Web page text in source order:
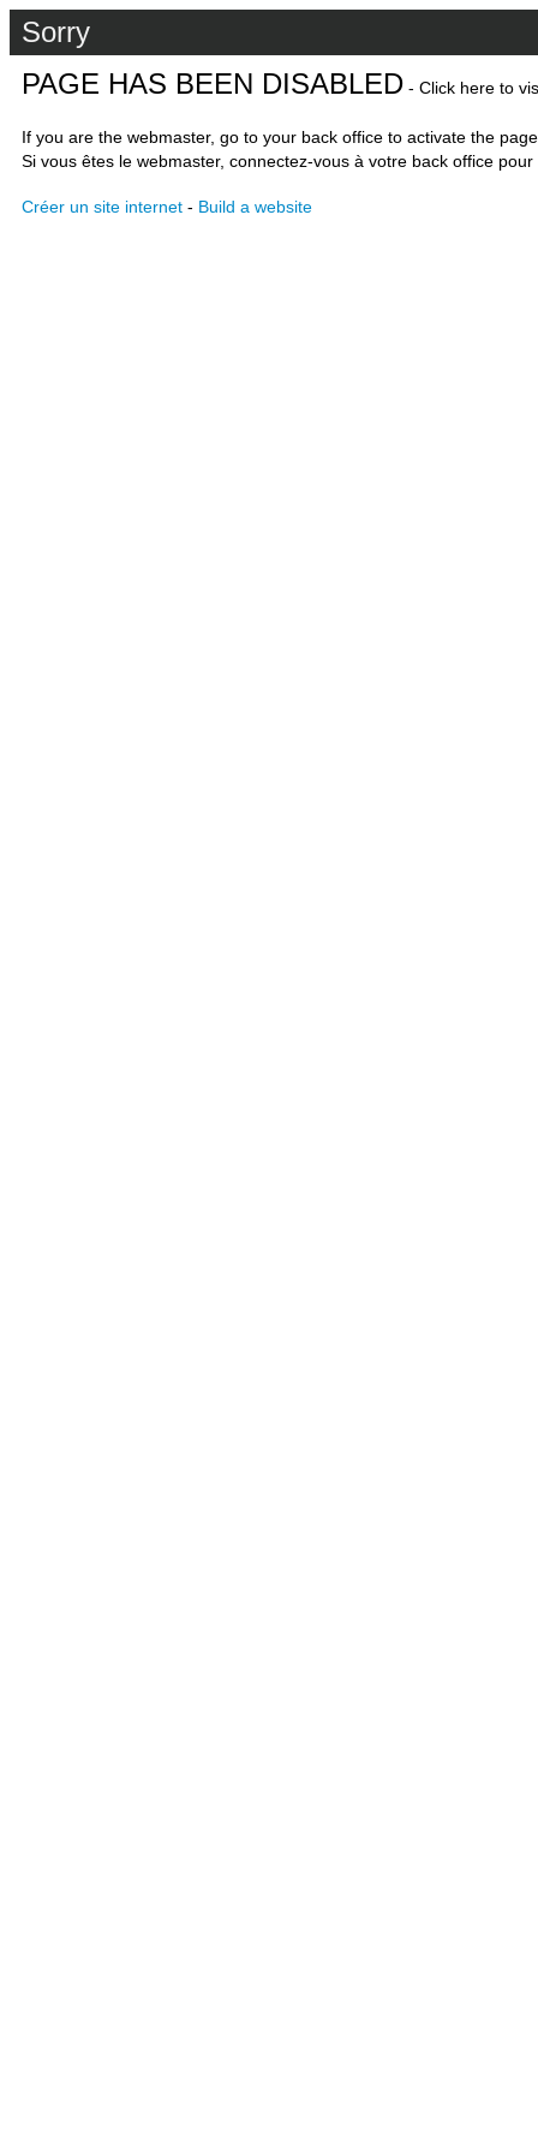
Sorry
PAGE HAS BEEN DISABLED - Click here to
If you are the webmaster, go to your back office to activate the
Si vous êtes le webmaster, connectez-vous à votre back office
Créer un site internet - Build a website